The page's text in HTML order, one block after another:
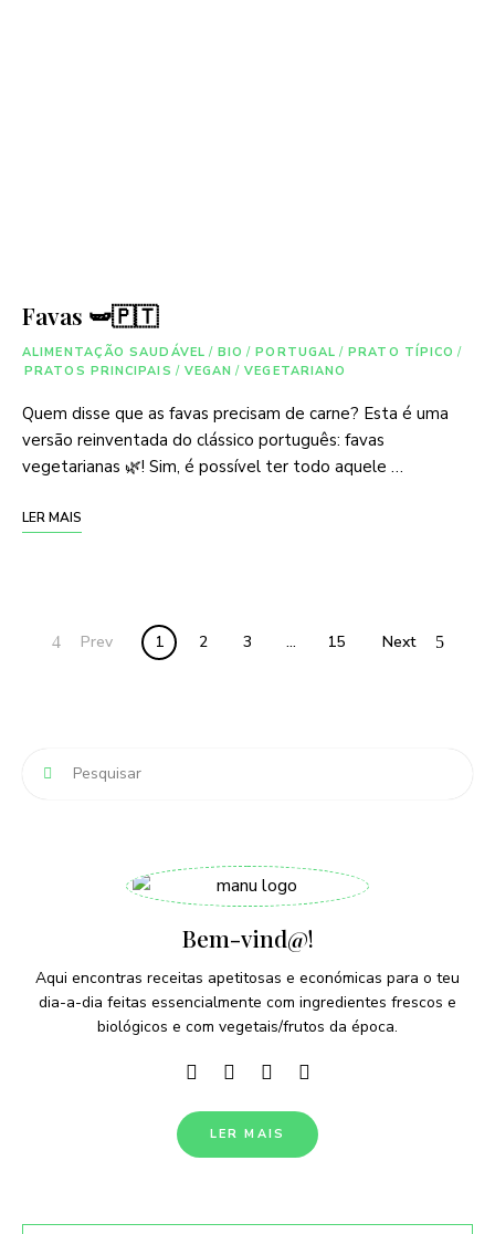
Favas 🫛🇵🇹
ALIMENTAÇÃO SAUDÁVEL / BIO / PORTUGAL / PRATO TÍPICO /
PRATOS PRINCIPAIS / VEGAN / VEGETARIANO
Quem disse que as favas precisam de carne? Esta é uma
versão reinventada do clássico português: favas
vegetarianas 🌿! Sim, é possível ter todo aquele …
LER MAIS
PostsPrev 1 2 3 … 15 Next
Bem-vind@!
Aqui encontras receitas apetitosas e económicas para o teu
dia-a-dia feitas essencialmente com ingredientes frescos e
biológicos e com vegetais/frutos da época.
LER MAIS